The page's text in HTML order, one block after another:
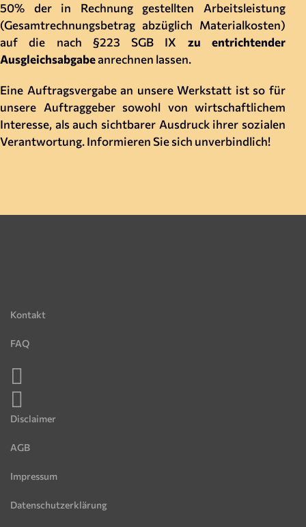
50% der in Rechnung gestellten Arbeitsleistung
(Gesamtrechnungsbetrag abzüglich Materialkosten)
auf die nach §223 SGB IX zu entrichtender
Ausgleichsabgabeanrechnen lassen.
Eine Auftragsvergabe an unsere Werkstatt ist so für
unsere Auftraggeber sowohl von wirtschaftlichem
Interesse, als auch sichtbarer Ausdruck ihrer sozialen
Verantwortung. Informieren Sie sich unverbindlich!
Kontakt
FAQ
Disclaimer
AGB
Impressum
Datenschutzerklärung